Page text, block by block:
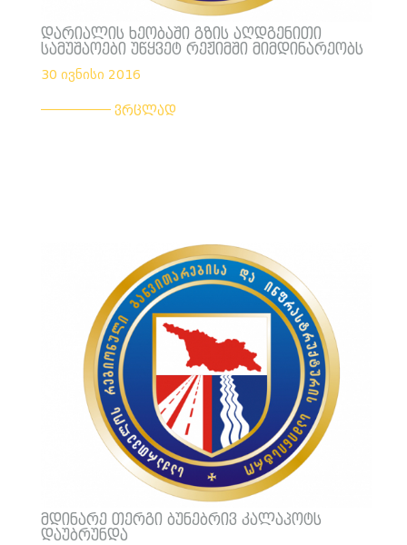
დარიალის ხეობაში გზის აღდგენითი
სამუშაოები უწყვეტ რეჟიმში მიმდინარეობს
30 ივნისი 2016
ვრცლად
მდინარე თერგი ბუნებრივ კალაპოტს
დაუბრუნდა